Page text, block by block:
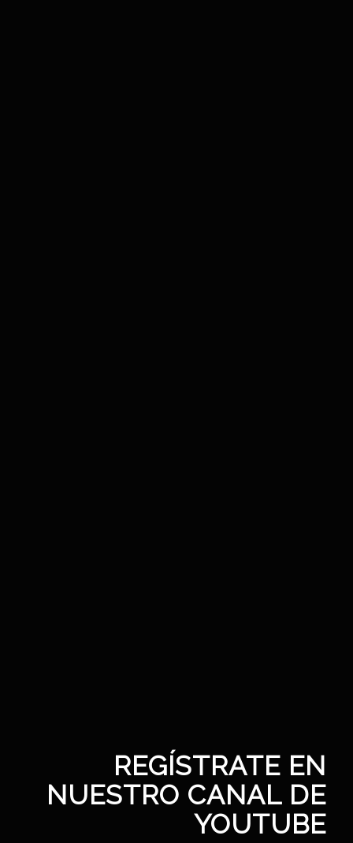
REGÍSTRATE EN
NUESTRO CANAL DE
YOUTUBE